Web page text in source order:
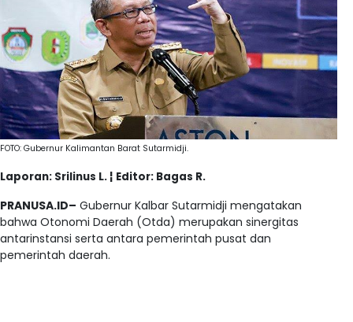
FOTO: Gubernur Kalimantan Barat Sutarmidji.
Laporan: Srilinus L. ¦ Editor: Bagas R.
PRANUSA.ID– Gubernur Kalbar Sutarmidji mengatakan
bahwa Otonomi Daerah (Otda) merupakan sinergitas
antarinstansi serta antara pemerintah pusat dan
pemerintah daerah.